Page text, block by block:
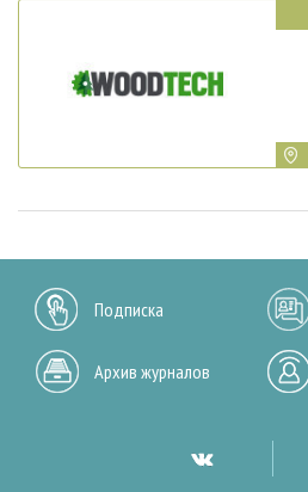
Подписка
Архив журналов